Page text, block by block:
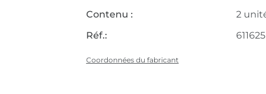
Contenu :
2
Réf.:
611625
Coordonnées du fabricant